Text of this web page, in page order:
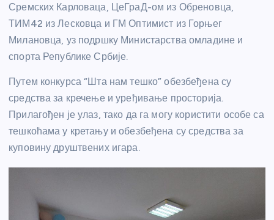
Сремских Карловаца, ЦеГраД-ом из Обреновца,
ТИМ42 из Лесковца и ГМ Оптимист из Горњег
Милановца, уз подршку Министарства омладине и
спорта Републике Србије.
Путем конкурса “Шта нам тешко” обезбеђена су
средства за кречење и уређивање просторија.
Прилагођен је улаз, тако да га могу користити особе са
тешкоћама у кретању и обезбеђена су средства за
куповину друштвених игара.